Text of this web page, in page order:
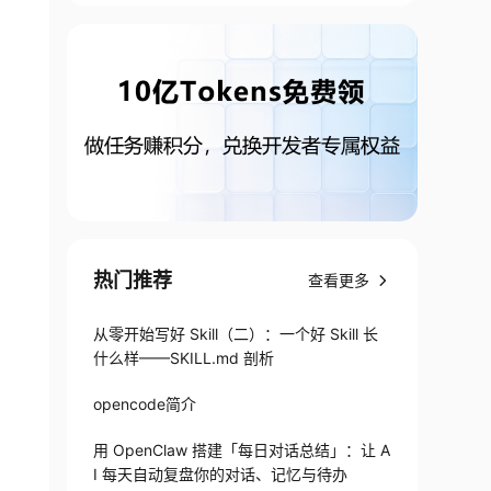
热门推荐 查看更多
从零开始写好 Skill（二）：一个好 Skill 长
什么样——SKILL.md 剖析
opencode简介
用 OpenClaw 搭建「每日对话总结」：让 A
I 每天自动复盘你的对话、记忆与待办